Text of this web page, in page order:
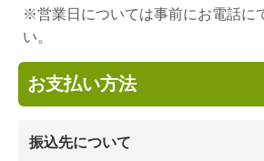
※営業日については事前にお電話に
い。
お支払い方法
振込先について